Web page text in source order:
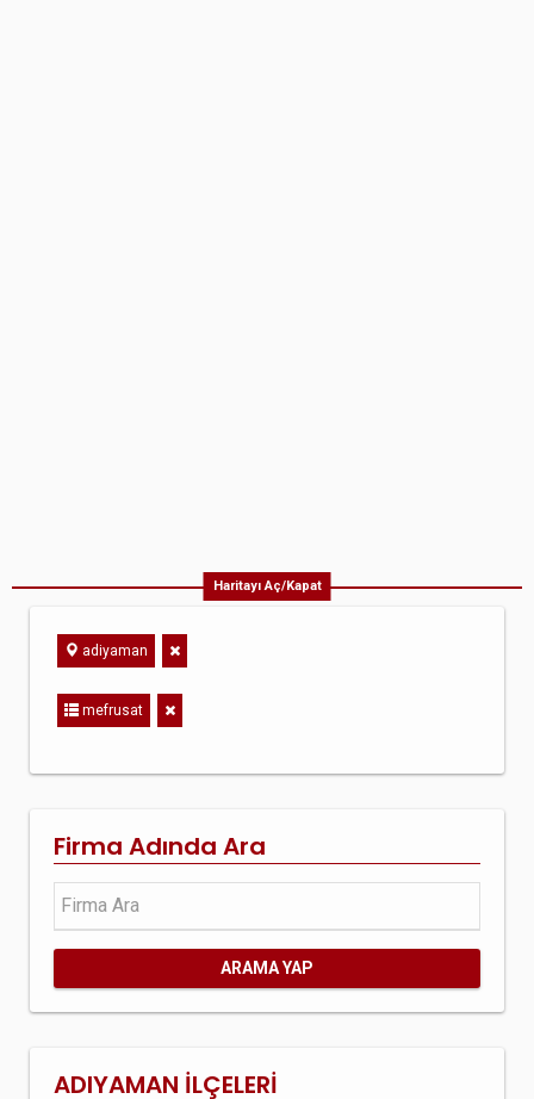
Haritayı Aç/Kapat
adiyaman
mefrusat
Firma Adında Ara
ARAMA YAP
ADIYAMAN İLÇELERİ